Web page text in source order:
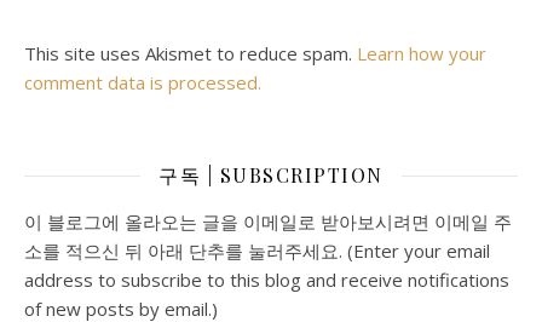
This site uses Akismet to reduce spam. Learn how your
comment data is processed.
구독 | SUBSCRIPTION
이 블로그에 올라오는 글을 이메일로 받아보시려면 이메일 주
소를 적으신 뒤 아래 단추를 눌러주세요. (Enter your email
address to subscribe to this blog and receive notifications
of new posts by email.)